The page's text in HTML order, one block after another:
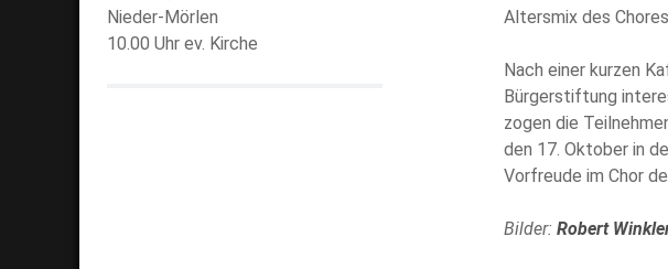
Nieder-Mörlen
10.00 Uhr ev. Kirche
Altersmix des
Nach einer kurzen
Bürgerstiftung
zogen die
den 17. Oktober in
Vorfreude im Chor
Bilder: Robert